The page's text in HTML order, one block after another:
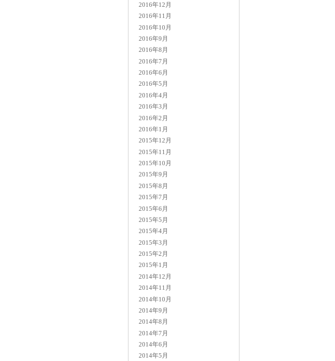
2016年12月
2016年11月
2016年10月
2016年9月
2016年8月
2016年7月
2016年6月
2016年5月
2016年4月
2016年3月
2016年2月
2016年1月
2015年12月
2015年11月
2015年10月
2015年9月
2015年8月
2015年7月
2015年6月
2015年5月
2015年4月
2015年3月
2015年2月
2015年1月
2014年12月
2014年11月
2014年10月
2014年9月
2014年8月
2014年7月
2014年6月
2014年5月